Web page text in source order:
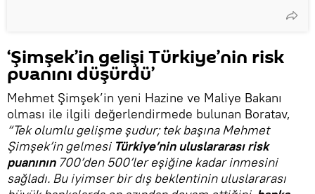
‘Şimşek’in gelişi Türkiye’nin risk
puanını düşürdü’
Mehmet Şimşek’in yeni Hazine ve Maliye Bakanı
olması ile ilgili değerlendirmede bulunan Boratav,
“Tek olumlu gelişme şudur; tek başına Mehmet
Şimşek’in gelmesi Türkiye’nin uluslararası risk
puanının700’den 500’ler eşiğine kadar inmesini
sağladı. Bu iyimser bir dış beklentinin uluslararası